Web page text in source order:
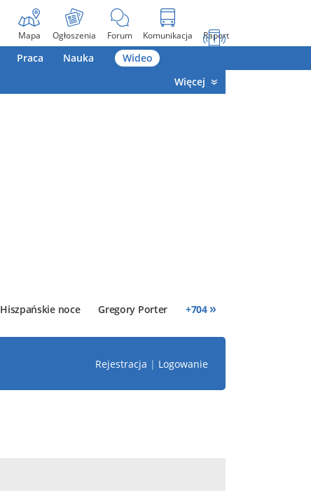
Mapa Ogłoszenia Forum Komunikacja Raport
Praca Nauka
Wideo
Więcej
Hiszpańskie noce Gregory Porter +704 »
Rejestracja | Logowanie